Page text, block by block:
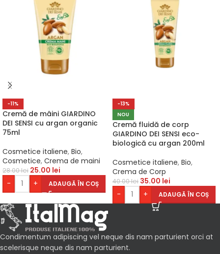
-11%
Cremă de mâini GIARDINO
DEI SENSI cu argan organic
75ml
Cosmetice italiene, Bio,
Cosmetice, Crema de maini
28.00lei 25.00 lei
-
+ ADAUGĂ ÎN COȘ
-13%
NOU
Cremă fluidă de corp
GIARDINO DEI SENSI eco-
biologică cu argan 200ml
Cosmetice italiene, Bio,
Crema de Corp
40.00lei 35.00 lei
-
+ ADAUGĂ ÎN COȘ
Condimentum adipiscing vel neque dis nam parturient orci at
scelerisque neque dis nam parturient.